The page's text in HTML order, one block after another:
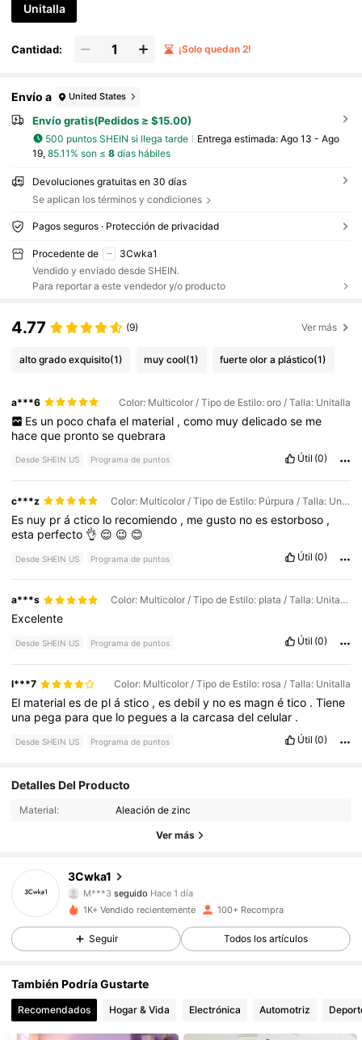
Unitalla
Cantidad: ¡Solo quedan 2!
Envío a United States
Envío gratis(Pedidos ≥ $15.00)
500 puntos SHEIN si llega tarde Entrega estimada: Ago 13 - Ago
19, 85.11% son ≤ 8días hábiles
Devoluciones gratuitas en 30 días
Se aplican los términos y condiciones
Pagos seguros · Protección de privacidad
Procedente de
3Cwka1
Vendido y enviado desde SHEIN.
Para reportar a este vendedor y/o producto
4.77 (9) Ver más
alto grado exquisito(1) muy cool(1) fuerte olor a plástico(1)
a***6 Color: Multicolor / Tipo de Estilo: oro / Talla: Unitalla
Es un poco chafa el material , como muy delicado se me
haceque prontosequebrara
Desde SHEIN US Programa de puntos Útil (0)
c***z Color: Multicolor / Tipo de Estilo: Púrpura / Talla: Unitalla
Es nuy práctico lo recomiendo , megusto noesestorboso ,
esta perfecto 👌 😌 😉 😊
Desde SHEIN US Programa de puntos Útil (0)
a***s Color: Multicolor / Tipo de Estilo: plata / Talla: Unitalla
Excelente
Desde SHEIN US Programa de puntos Útil (0)
l***7 Color: Multicolor / Tipo de Estilo: rosa / Talla: Unitalla
El materialesde plástico ,esdebily noes magnético .Tiene
una pega paraque lo peguesa lacarcasadelcelular .
Desde SHEIN US Programa de puntos Útil (0)
Detalles Del Producto
Material: Aleación de zinc
Ver más
3Cwka1
32 Seguidores
M***3 seguido
4.91
32 Seguidores
1K+ Vendido recientemente
100+ Recompra
Seguir Todos los artículos
También Podría Gustarte
Recomendados Hogar & Vida Electrónica Automotriz